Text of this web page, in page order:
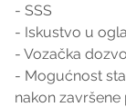
- SSS
- Iskustvo u
- Vozačka
- Mogućnost
nakon završene